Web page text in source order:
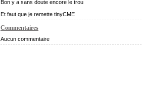
Bon y a sans doute encore le trou
Et faut que je remette tinyCME
Commentaires
Aucun commentaire